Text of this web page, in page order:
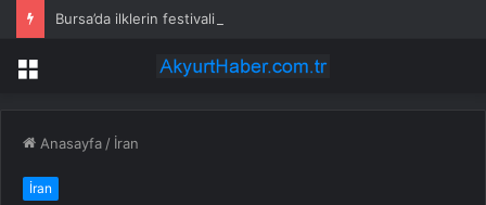
Bursa’da ilklerin festivalinde çocuklar da şen şakrak
Menü
Anasayfa / İran
İran